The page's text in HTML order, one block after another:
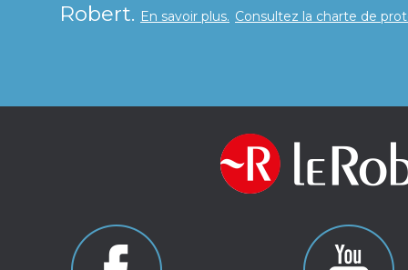
Robert. En savoir plus. Consultez la charte de